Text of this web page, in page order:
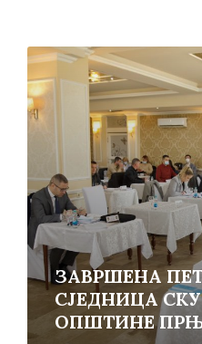
ЗАВРШЕНА
СЈЕДНИЦА
ОПШТИНЕ
Read